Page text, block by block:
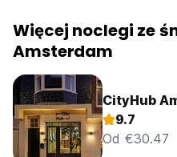
Więcej noclegi ze
Amsterdam
CityHub
9.7
Od €30.47